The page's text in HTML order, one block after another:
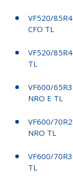
VF520/
CFO TL
VF520/
TL
VF600/
NRO E TL
VF600/
NRO TL
VF600/
TL